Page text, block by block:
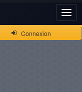
Connexion